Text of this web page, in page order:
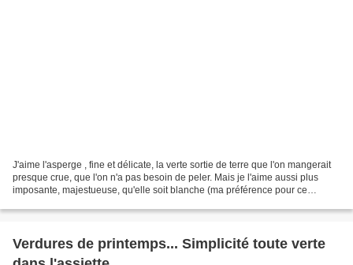
J'aime l'asperge , fine et délicate, la verte sortie de terre que l'on mangerait
presque crue, que l'on n'a pas besoin de peler. Mais je l'aime aussi plus
imposante, majestueuse, qu'elle soit blanche (ma préférence pour ce
Verdures de printemps... Simplicité toute verte